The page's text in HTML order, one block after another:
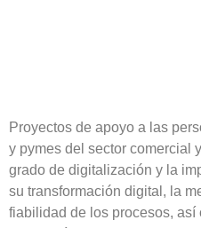
Proyectos de apoyo a las
y pymes del sector comercial
grado de digitalización y la
su transformación digital, la
fiabilidad de los procesos, así